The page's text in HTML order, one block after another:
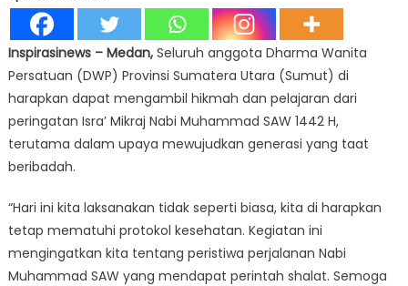
Inspirasinews – Medan,Seluruh anggota Dharma Wanita
Persatuan (DWP) Provinsi Sumatera Utara (Sumut) di
harapkan dapat mengambil hikmah dan pelajaran dari
peringatan Isra’ Mikraj Nabi Muhammad SAW 1442 H,
terutama dalam upaya mewujudkan generasi yang taat
beribadah.
“Hari ini kita laksanakan tidak seperti biasa, kita di harapkan
tetap mematuhi protokol kesehatan. Kegiatan ini
mengingatkan kita tentang peristiwa perjalanan Nabi
Muhammad SAW yang mendapat perintah shalat. Semoga